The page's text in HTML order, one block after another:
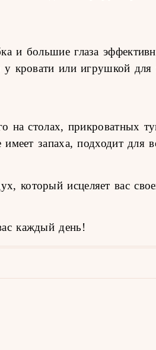
и большие глаза
кровати или игрушкой для
на столах, прикроватных
запаха, подходит для
который исцеляет вас
каждый день!